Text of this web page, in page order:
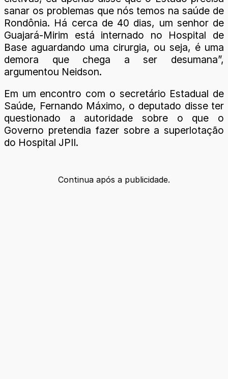
sanar os problemas que nós temos na saúde de
Rondônia. Há cerca de 40 dias, um senhor de
Guajará-Mirim está internado no Hospital de
Base aguardando uma cirurgia, ou seja, é uma
demora que chega a ser desumana”,
argumentou Neidson.
Em um encontro com o secretário Estadual de
Saúde, Fernando Máximo, o deputado disse ter
questionado a autoridade sobre o que o
Governo pretendia fazer sobre a superlotação
do Hospital JPII.
Continua após a publicidade.